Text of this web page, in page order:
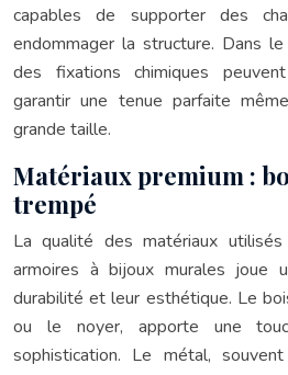
capables de supporter des
endommager la structure. Dans
des fixations chimiques
garantir une tenue parfaite
grande taille.
Matériaux premium :
trempé
La qualité des matériaux
armoires à bijoux murales joue
durabilité et leur esthétique. Le
ou le noyer, apporte une
sophistication. Le métal,